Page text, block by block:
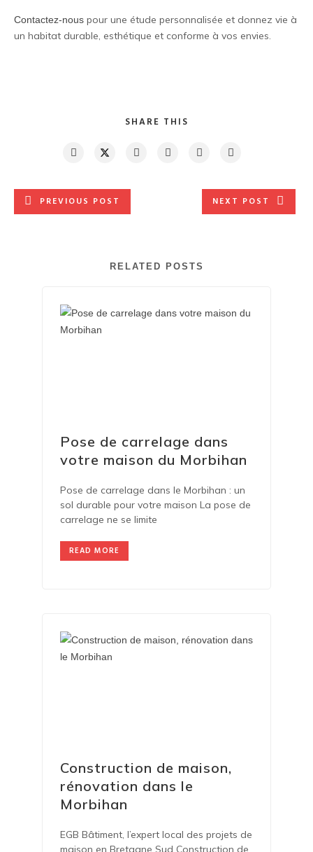
Contactez-nous pour une étude personnalisée et donnez vie à
un habitat durable, esthétique et conforme à vos envies.
SHARE THIS
PREVIOUS POST NEXT POST
RELATED POSTS
Pose de carrelage dans
votre maison du Morbihan
Pose de carrelage dans le Morbihan : un
sol durable pour votre maison La pose de
carrelage ne se limite
READ MORE
Construction de maison,
rénovation dans le
Morbihan
EGB Bâtiment, l’expert local des projets de
maison en Bretagne Sud Construction de